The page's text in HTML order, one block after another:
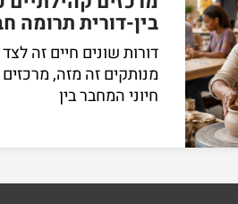
בין-דורית תרומה
דורות שונים חיים זה
מנותקים זה מזה,
חיוני המחבר בין